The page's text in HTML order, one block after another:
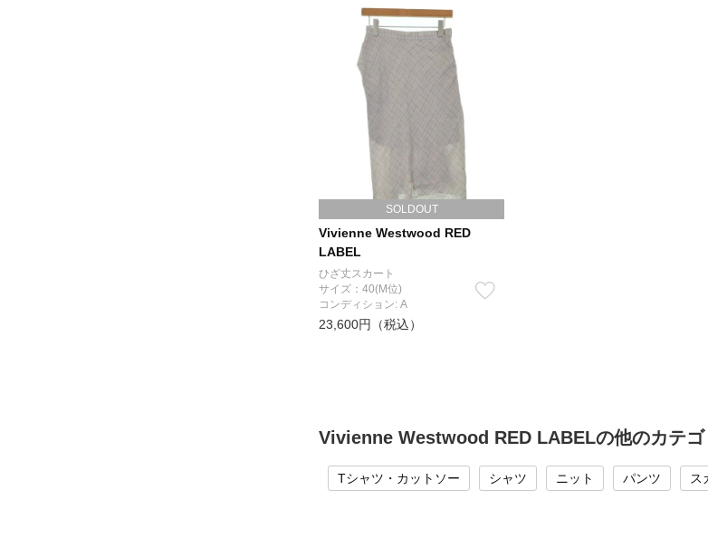
SOLDOUT
Vivienne Westwood RED
LABEL
ひざ丈スカート
サイズ：40(M位)
コンディション: A
23,600円（税込）
Vivienne Westwood RED LABELの他のカテゴ
Tシャツ・カットソー シャツ ニット パンツ ス